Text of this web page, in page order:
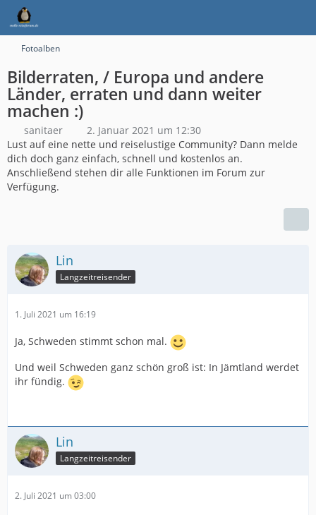
Fotoalben
Bilderraten, / Europa und andere
Länder, erraten und dann weiter
machen :)
sanitaer
2. Januar 2021 um 12:30
Lust auf eine nette und reiselustige Community? Dann melde
dich doch ganz einfach, schnell und kostenlos an.
Anschließend stehen dir alle Funktionen im Forum zur
Verfügung.
Lin
Langzeitreisender
1. Juli 2021 um 16:19
Ja, Schweden stimmt schon mal.
Und weil Schweden ganz schön groß ist: In Jämtland werdet
ihr fündig.
Lin
Langzeitreisender
2. Juli 2021 um 03:00